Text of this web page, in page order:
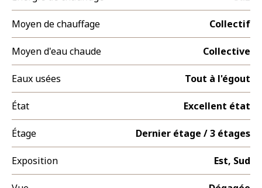
Moyen de chauffage Collectif
Moyen d'eau chaude Collective
Eaux usées Tout à l'égout
État Excellent état
Étage Dernier étage / 3 étages
Exposition Est, Sud